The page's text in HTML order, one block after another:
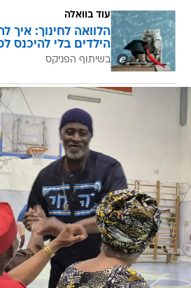
עוד בוואלה
הלוואה לחינוך: איך
הילדים בלי להיכנס
בשיתוף הפניקס